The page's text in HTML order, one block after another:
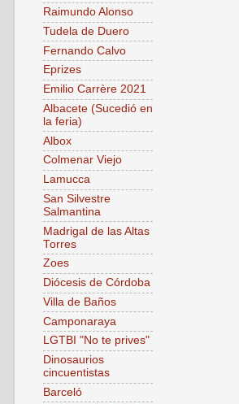
Raimundo Alonso
Tudela de Duero
Fernando Calvo
Eprizes
Emilio Carrère 2021
Albacete (Sucedió en
la feria)
Albox
Colmenar Viejo
Lamucca
San Silvestre
Salmantina
Madrigal de las Altas
Torres
Zoes
Diócesis de Córdoba
Villa de Baños
Camponaraya
LGTBI "No te prives"
Dinosaurios
cincuentistas
Barceló